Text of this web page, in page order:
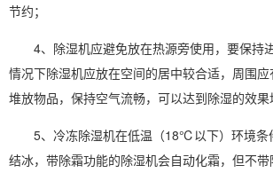
节约；
4、除湿机应避免放在热源旁使用，要保持
情况下除湿机应放在空间的居中较合适，周围
堆放物品，保持空气流畅，可以达到除湿的效果
5、 冷冻除湿机在低温（18℃以下）环境条
结冰，带除霜功能的除湿机会自动化霜，但不带